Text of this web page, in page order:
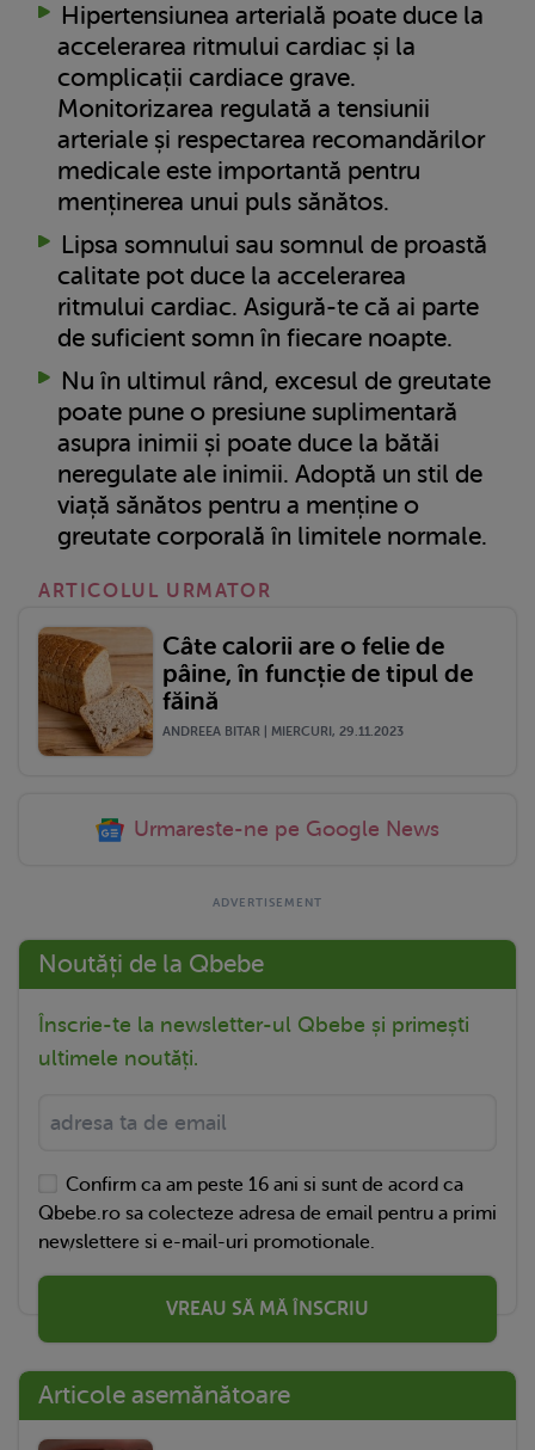
Hipertensiunea arterială poate duce la
accelerarea ritmului cardiac și la
complicații cardiace grave.
Monitorizarea regulată a tensiunii
arteriale și respectarea recomandărilor
medicale este importantă pentru
menținerea unui puls sănătos.
Lipsa somnului sau somnul de proastă
calitate pot duce la accelerarea
ritmului cardiac. Asigură-te că ai parte
de suficient somn în fiecare noapte.
Nu în ultimul rând, excesul de greutate
poate pune o presiune suplimentară
asupra inimii și poate duce la bătăi
neregulate ale inimii. Adoptă un stil de
viață sănătos pentru a menține o
greutate corporală în limitele normale.
ARTICOLUL URMATOR
Câte calorii are o felie de
pâine, în funcție de tipul de
făină
ANDREEA BITAR | MIERCURI, 29.11.2023
Urmareste-ne pe Google News
Noutăți de la Qbebe
Înscrie-te la newsletter-ul Qbebe și primești
ultimele noutăți.
Confirm ca am peste 16 ani si sunt de acord ca
Qbebe.ro sa colecteze adresa de email pentru a primi
newslettere si e-mail-uri promotionale.
VREAU SĂ MĂ ÎNSCRIU
Articole asemănătoare